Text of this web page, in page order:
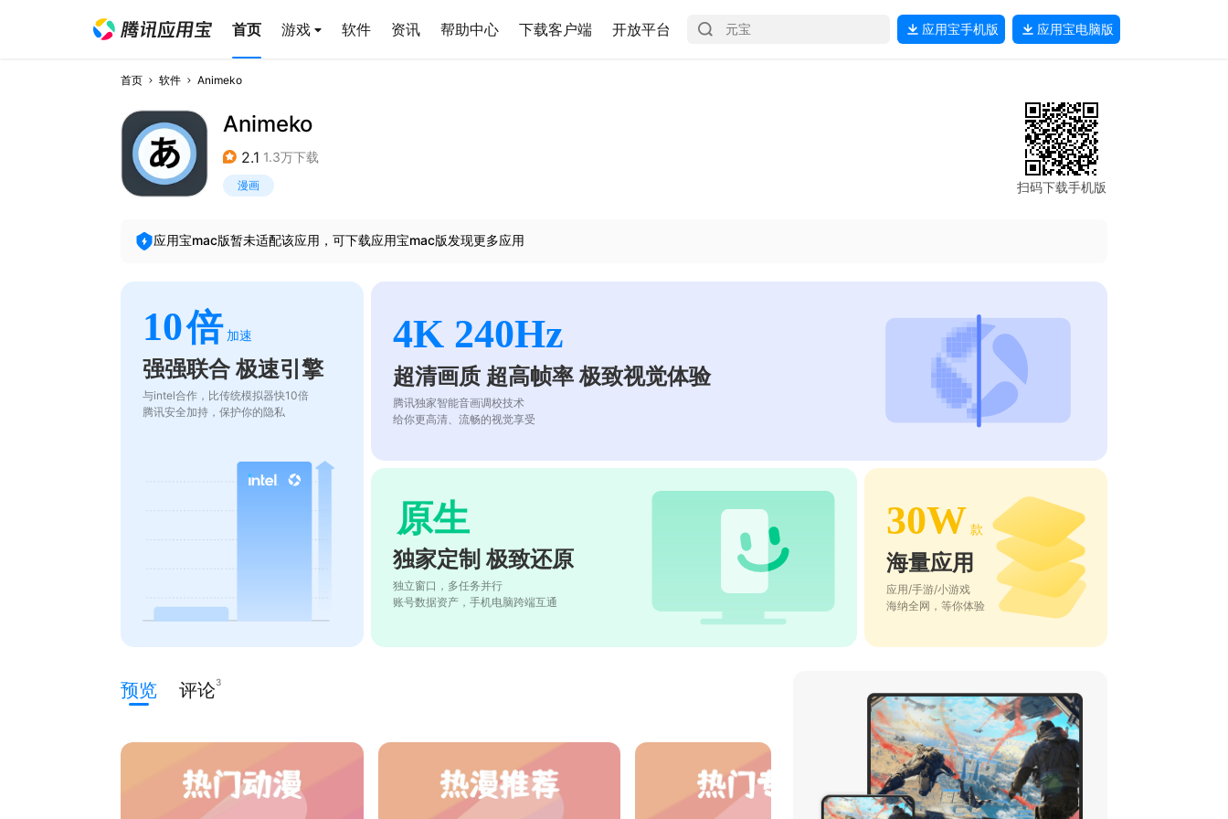
首页 游戏 软件 资讯 帮助中心 下载客户端 开放平台 应用宝手机版 应用宝电脑版
首页 软件 Animeko
Animeko
2.1 1.3万下载
漫画 扫码下载手机版
应用宝mac版暂未适配该应用，可下载应用宝mac版发现更多应用
10倍 加速
强强联合 极速引擎
与intel合作，比传统模拟器快10倍
腾讯安全加持，保护你的隐私
4K 240Hz
超清画质 超高帧率 极致视觉体验
腾讯独家智能音画调校技术
给你更高清、流畅的视觉享受
原生
独家定制 极致还原
独立窗口，多任务并行
账号数据资产，手机电脑跨端互通
30W 款
海量应用
应用/手游/小游戏
海纳全网，等你体验
预览 评论3